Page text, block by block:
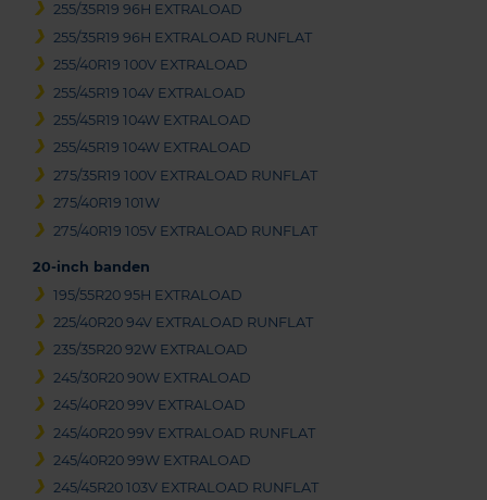
255/35R19 96H EXTRALOAD
255/35R19 96H EXTRALOAD RUNFLAT
255/40R19 100V EXTRALOAD
255/45R19 104V EXTRALOAD
255/45R19 104W EXTRALOAD
255/45R19 104W EXTRALOAD
275/35R19 100V EXTRALOAD RUNFLAT
275/40R19 101W
275/40R19 105V EXTRALOAD RUNFLAT
20-inch banden
195/55R20 95H EXTRALOAD
225/40R20 94V EXTRALOAD RUNFLAT
235/35R20 92W EXTRALOAD
245/30R20 90W EXTRALOAD
245/40R20 99V EXTRALOAD
245/40R20 99V EXTRALOAD RUNFLAT
245/40R20 99W EXTRALOAD
245/45R20 103V EXTRALOAD RUNFLAT